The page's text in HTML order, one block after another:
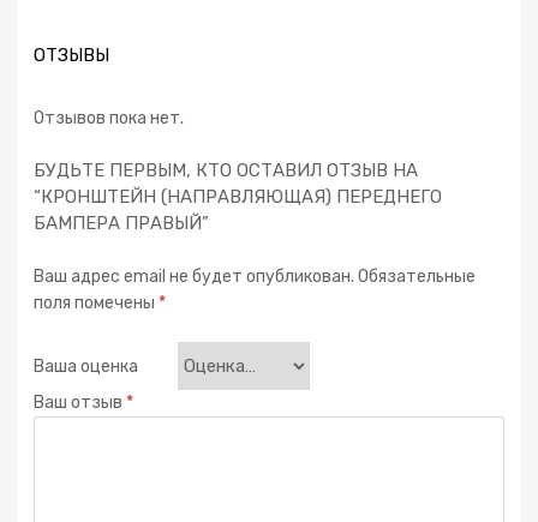
ОТЗЫВЫ
Отзывов пока нет.
БУДЬТЕ ПЕРВЫМ, КТО ОСТАВИЛ ОТЗЫВ НА
“КРОНШТЕЙН (НАПРАВЛЯЮЩАЯ) ПЕРЕДНЕГО
БАМПЕРА ПРАВЫЙ”
Ваш адрес email не будет опубликован. Обязательные
поля помечены *
Ваша оценка
Ваш отзыв *